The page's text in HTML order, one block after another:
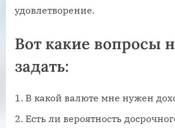
удовлетворение.
Вот какие вопросы
задать:
В какой валюте мне нужен
Есть ли вероятность